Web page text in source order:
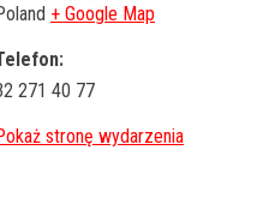
+ Google Map
271 40 77